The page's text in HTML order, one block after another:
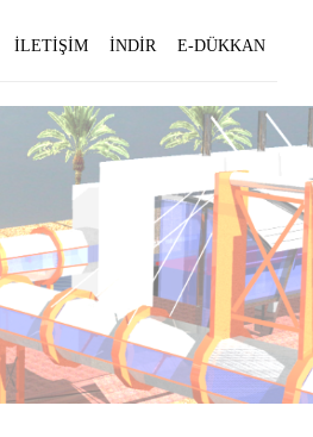
İLETİŞİM İNDİR E-DÜKKAN